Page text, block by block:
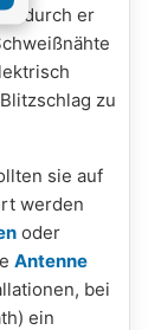
er
zu
sie auf
werden
oder
Antenne
bei
ein